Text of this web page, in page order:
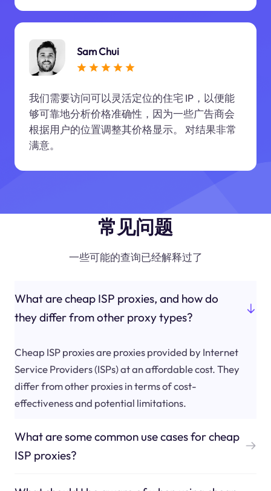
Sam Chui
我们需要访问可以灵活定位的住宅 IP，以便能
够可靠地分析价格准确性，因为一些广告商会
根据用户的位置调整其价格显示。 对结果非常
满意。
常见问题
一些可能的查询已经解释过了
What are cheap ISP proxies, and how do
they differ from other proxy types?
Cheap ISP proxies are proxies provided by Internet
Service Providers (ISPs) at an affordable cost. They
differ from other proxies in terms of cost-
effectiveness and potential limitations.
What are some common use cases for cheap
ISP proxies?